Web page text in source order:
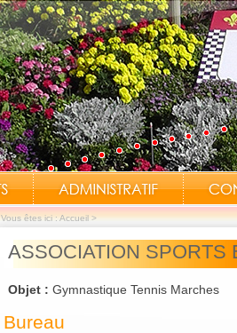
Vous êtes ici :Accueil>
ASSOCIATION SPORTS
Objet : Gymnastique Tennis Marches
Bureau